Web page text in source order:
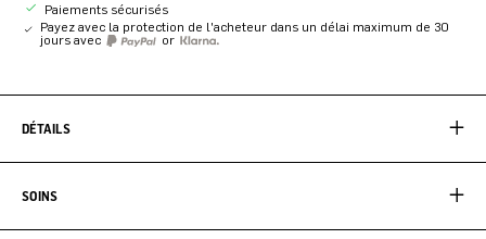
Paiements sécurisés
Payez avec la protection de l'acheteur dans un délai maximum de 30
jours avec
or
DÉTAILS
SOINS